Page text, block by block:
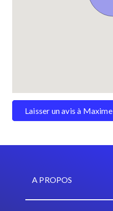
Laisser un avis à Maxime
A PROPOS